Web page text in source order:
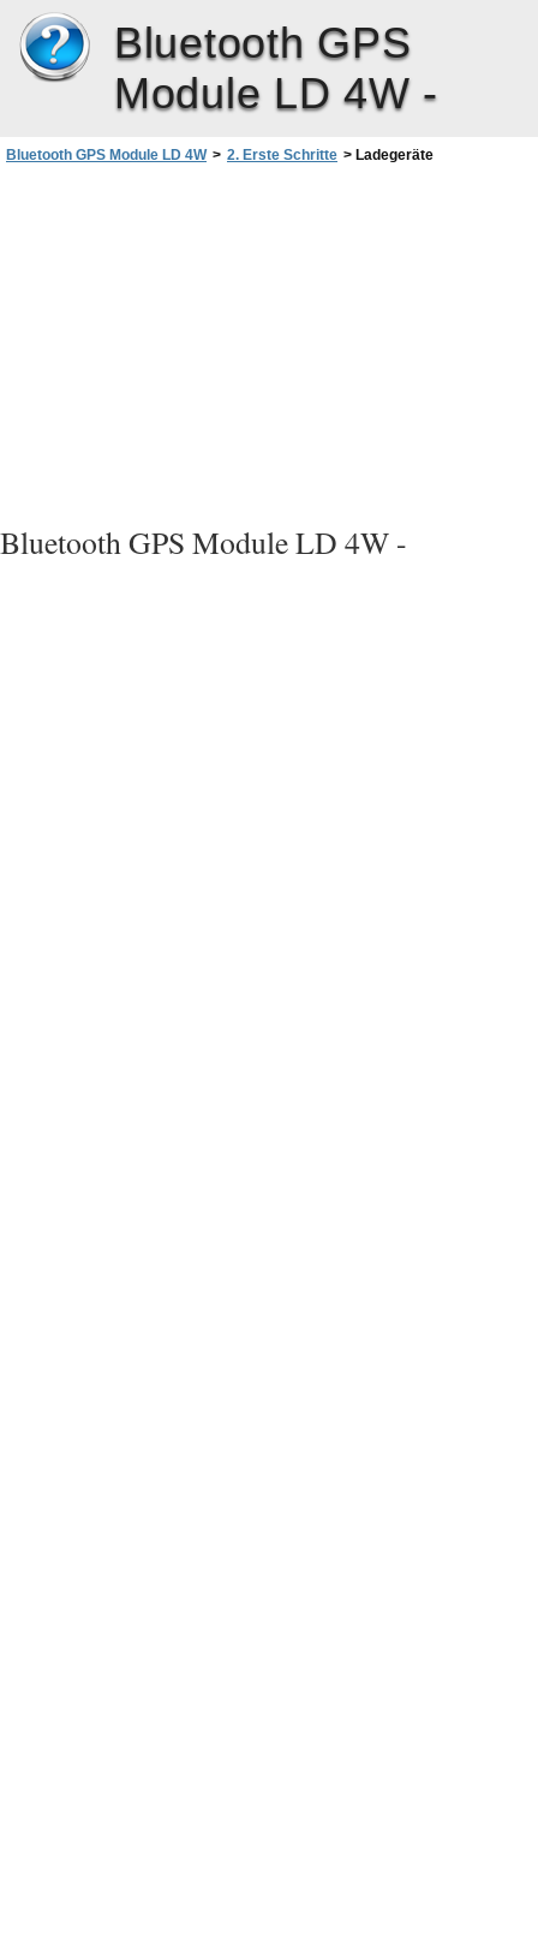
Bluetooth GPS
Module LD 4W -
Bluetooth GPS Module LD 4W > 2. Erste Schritte > Ladegeräte
Bluetooth GPS Module LD 4W -